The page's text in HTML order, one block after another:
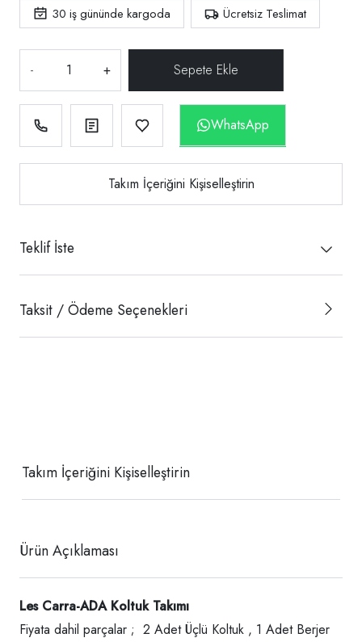
30 iş gününde kargoda Ücretsiz Teslimat
- +
WhatsApp
Takım İçeriğini Kişiselleştirin
Teklif İste
Taksit / Ödeme Seçenekleri
Takım İçeriğini Kişiselleştirin
Ürün Açıklaması
Les Carra-ADA Koltuk Takımı
Fiyata dahil parçalar ; 2 Adet Üçlü Koltuk , 1 Adet Berjer